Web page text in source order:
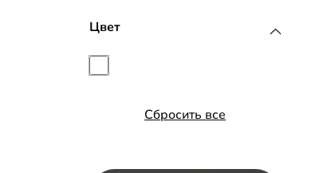
Цвет
Сбросить все